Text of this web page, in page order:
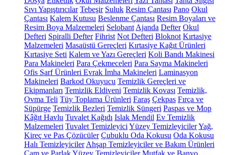
Sıvı Yapıştırıcılar Tebeşir Suluk Resim Çantası Pano Okul
Çantası Kalem Kutusu Beslenme Çantası Resim Boyaları ve
Resim Boya Malzemeleri Selobant Ajanda Defter Okul
Defteri Spiralli Defter Fihrist Not Defteri Bloknot Kırtasiye
Malzemeleri Masaüstü Gereçleri Kırtasiye Kağıt Ürünleri
Kırtasiye Seti Kalem ve Yazı Gereçleri Koli Bandı Makinesi
Para Makineleri Para Çekmeceleri Para Sayma Makineleri
Ofis Sarf Ürünleri Evrak İmha Makineleri Laminasyon
Makineleri Barkod Okuyucu Temizlik Gereçleri ve
Ekipmanları Temizlik Eldiveni Temizlik Kovası Temizlik,
Ovma Teli Tüy Toplama Ürünleri Faraş Çekpas Fırça ve
Süpürge Temizlik Bezleri Temizlik Süngeri Paspas ve Mop
Kâğıt Havlu Tuvalet Kağıdı Islak Mendil Ev Temizlik
Malzemeleri Tuvalet Temizleyici Yüzey TemizleyicilerYağ,
Kireç ve Pas Çözücüler Çubuklu Oda Kokusu Oda Kokusu
Halı Temizleyiciler Ahşap Temizleyiciler ve Bakım Ürünleri
Cam ve Parlak Yüzey Temizleyiciler Mutfak ve Banyo